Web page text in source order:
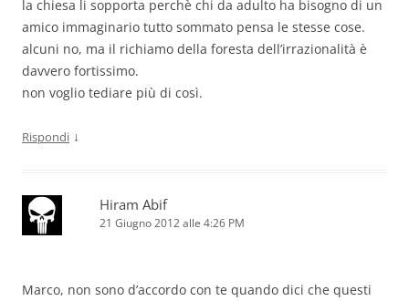
la chiesa li sopporta perchè chi da adulto ha bisogno di un
amico immaginario tutto sommato pensa le stesse cose.
alcuni no, ma il richiamo della foresta dell’irrazionalità è
davvero fortissimo.
non voglio tediare più di così.
Rispondi ↓
Hiram Abif
21 Giugno 2012 alle 4:26 PM
Marco, non sono d’accordo con te quando dici che questi